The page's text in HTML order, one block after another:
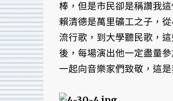
棒，但是市民卻是稱讚我
賴清德是萬里礦工之子，
流行歌，到大學聽民歌，
後，每場演出他一定盡量
一起向音樂家們致敬，這是